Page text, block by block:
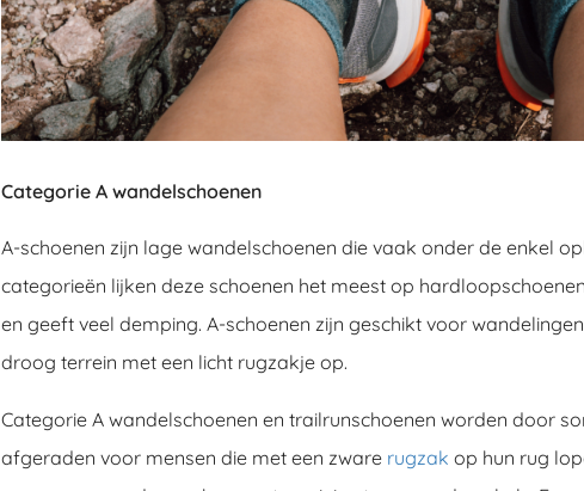
Categorie A wandelschoenen
A-schoenen zijn lage wandelschoenen die vaak onder de enkel
categorieën lijken deze schoenen het meest op
en geeft veel demping. A-schoenen zijn geschikt voor
droog terrein met een licht rugzakje op.
Categorie A wandelschoenen en trailrunschoenen worden door
afgeraden voor mensen die met een zware rugzak op hun rug